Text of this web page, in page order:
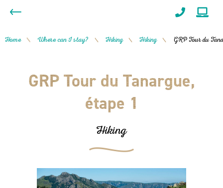
Home / Where can I stay? / Hiking / Hiking / GRP Tour du
GRP Tour du Tanargue,
étape 1
Hiking